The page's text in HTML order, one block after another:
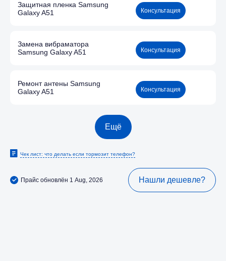
Защитная пленка Samsung
Galaxy A51
Консультация
Замена вибраматора
Samsung Galaxy A51
Консультация
Ремонт антены Samsung
Galaxy A51
Консультация
Ещё
Прайс обновлён 1 Aug, 2026
Чек лист: что делать если тормозит телефон?
Нашли дешевле?